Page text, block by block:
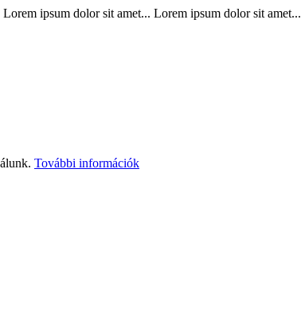
ipsum dolor sit amet... Lorem ipsum dolor sit amet...
További információk